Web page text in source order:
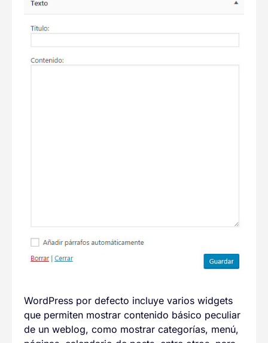
WordPress por defecto incluye varios widgets
que permiten mostrar contenido básico peculiar
de un weblog, como mostrar categorías, menú,